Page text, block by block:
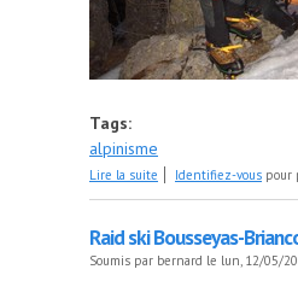
Tags:
alpinisme
Lire la suite de CR traversée du
Identifiez-vous pour
Raid ski Bousseyas-
Soumis par bernard le lun, 12/05/